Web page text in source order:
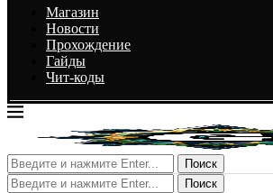
Магазин
Новости
Прохождение
Гайды
Чит-коды
Поиск
Поиск